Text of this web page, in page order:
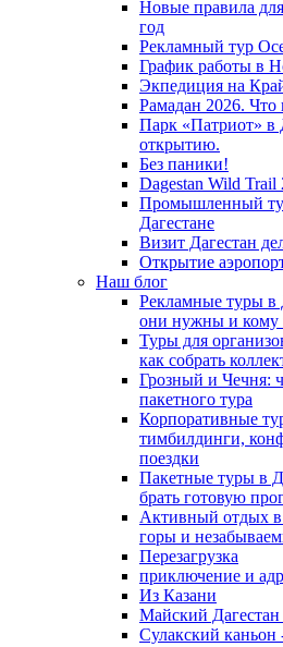
Новые правила
год
Рекламный тур
График работы в
Экпедиция на
Рамадан 2026. Что
Парк «Патриот» в
открытию.
Без паники!
Dagestan Wild Trail
Промышленный
Дагестане
Визит Дагестан
Открытие
Наш блог
Рекламные туры в
они нужны и кому
Туры для
как собрать
Грозный и Чечня:
пакетного тура
Корпоративные
тимбилдинги,
поездки
Пакетные туры в
брать готовую
Активный отдых в
горы и
Перезагрузка
приключение и
Из Казани
Майский
Сулакский каньон